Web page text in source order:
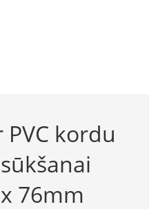
PVC kordu
76mm